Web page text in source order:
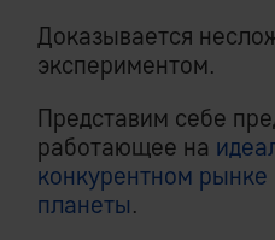
Доказывается
экспериментом.
Представим себе
работающее на
конкурентном
планеты.